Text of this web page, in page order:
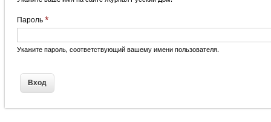
Пароль *
Укажите пароль, соответствующий вашему имени пользователя.